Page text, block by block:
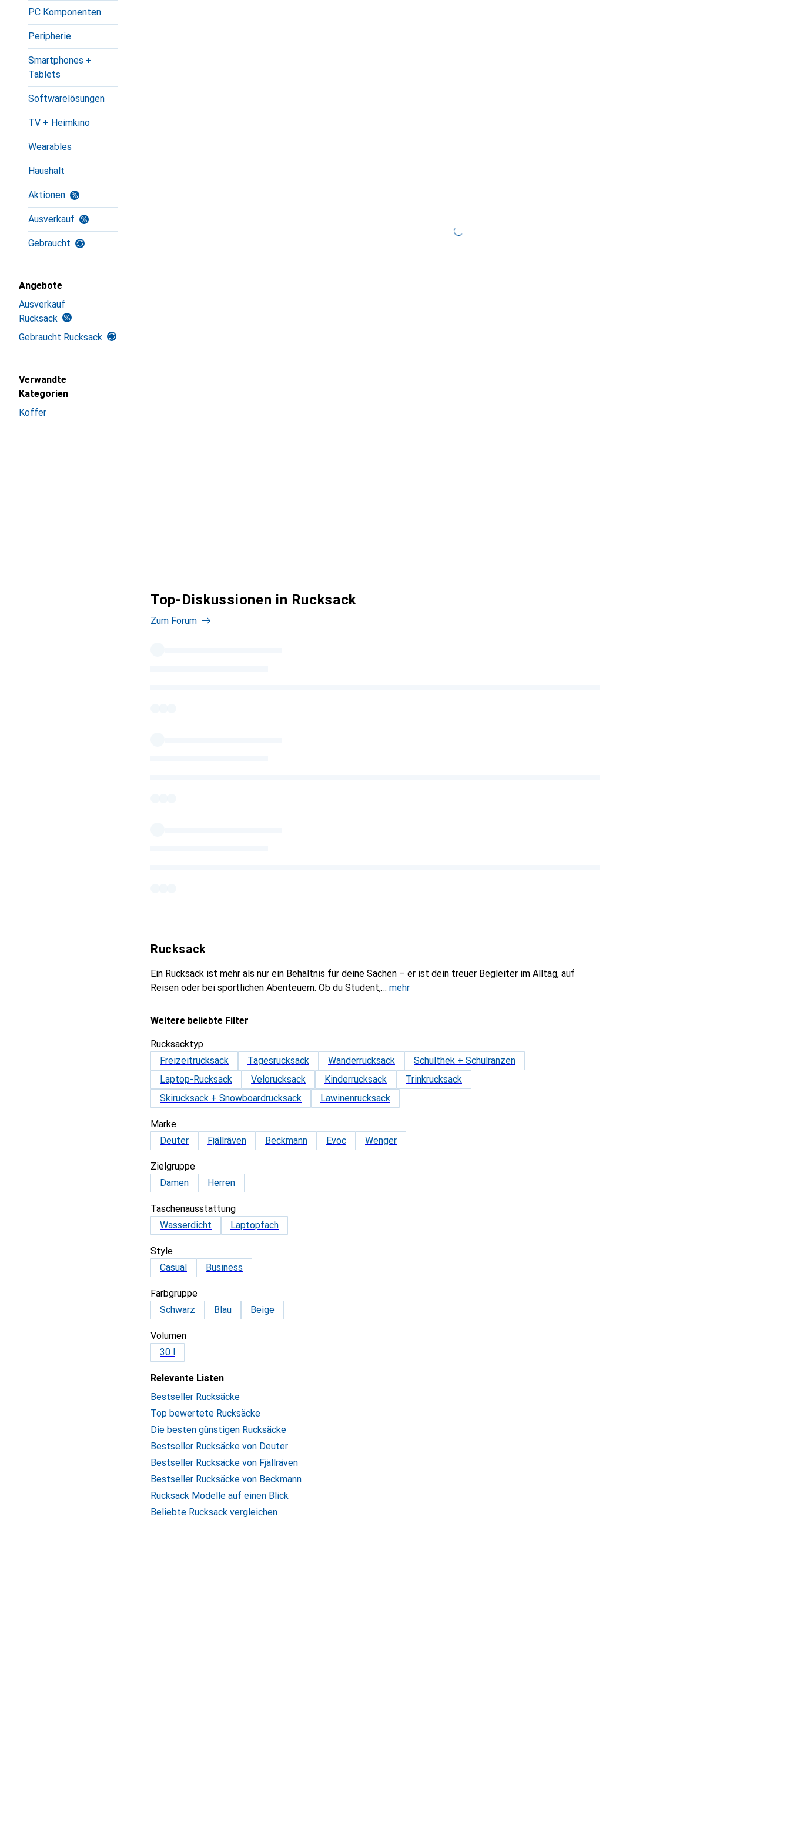
PC Komponenten
Peripherie
Smartphones +
Tablets
Softwarelösungen
TV + Heimkino
Wearables
Haushalt
Aktionen
Ausverkauf
Gebraucht
Angebote
Ausverkauf
Rucksack
Gebraucht Rucksack
Verwandte
Kategorien
Koffer
Top-Diskussionen in Rucksack
Zum Forum
Rucksack
Ein Rucksack ist mehr als nur ein Behältnis für deine Sachen – er ist dein treuer Begleiter im Alltag, auf
Reisen oder bei sportlichen Abenteuern. Ob du Student,
mehr
Weitere beliebte Filter
Rucksacktyp
Freizeitrucksack
Tagesrucksack Wanderrucksack
Schulthek + Schulranzen
Laptop-Rucksack
Velorucksack Kinderrucksack
Trinkrucksack
Skirucksack + Snowboardrucksack
Lawinenrucksack
Marke
Deuter
Fjällräven Beckmann Evoc Wenger
Zielgruppe
Damen
Herren
Taschenausstattung
Wasserdicht
Laptopfach
Style
Casual
Business
Farbgruppe
Schwarz
Blau Beige
Volumen
30 l
Relevante Listen
Bestseller Rucksäcke
Top bewertete Rucksäcke
Die besten günstigen Rucksäcke
Bestseller Rucksäcke von Deuter
Bestseller Rucksäcke von Fjällräven
Bestseller Rucksäcke von Beckmann
Rucksack Modelle auf einen Blick
Beliebte Rucksack vergleichen